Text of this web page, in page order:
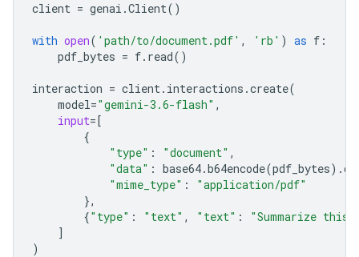
client = genai .Client()
with open( 'path/to/document.pdf' , 'rb' ) as f :
pdf_bytes = f. read()
interaction = client. interactions .create(
model="gemini-3.6-flash" ,
input=[
{
"type" : "document" ,
"data" : base64.b64encode(pdf_bytes) .
"mime_type" :
"application/pdf"
},
{"type" : "text" , "text" :
"Summarize this
]
)